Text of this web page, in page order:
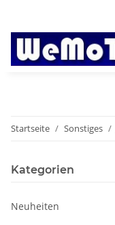
Startseite Sonstiges
Kategorien
Neuheiten